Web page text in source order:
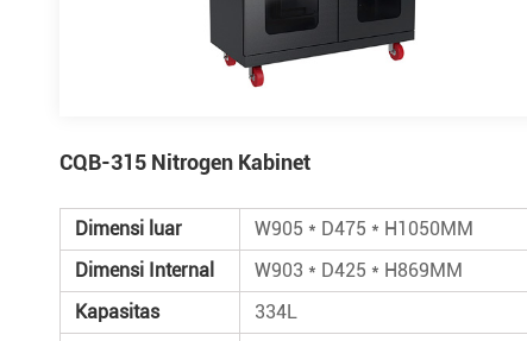
CQB-315 Nitrogen Kabinet
Dimensi luar
W905 * D475 * H1050MM
Dimensi Internal
W903 * D425 * H869MM
Kapasitas
334L